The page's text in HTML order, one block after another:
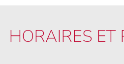
HORAIRES ET